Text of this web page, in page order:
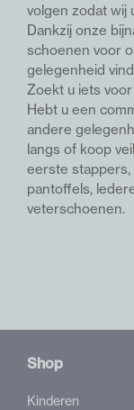
volgen zodat wij
Dankzij onze
schoenen voor
gelegenheid
Zoekt u iets
Hebt u een
andere
langs of koop
eerste stappers,
pantoffels,
veterschoenen.
Shop
Kinderen